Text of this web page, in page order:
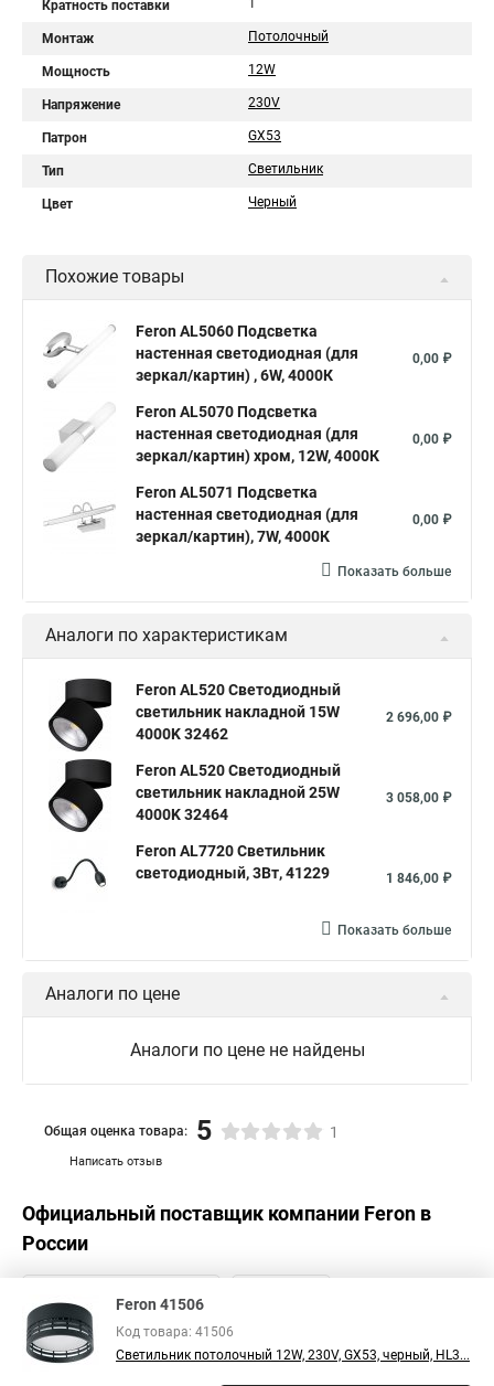
Кратность поставки 1
Монтаж Потолочный
Мощность 12W
Напряжение 230V
Патрон GX53
Тип Светильник
Цвет Черный
Похожие товары
Feron AL5060 Подсветка
настенная светодиодная (для
зеркал/картин) , 6W, 4000К
0,00 ₽
Feron AL5070 Подсветка
настенная светодиодная (для
зеркал/картин) хром, 12W, 4000К
0,00 ₽
Feron AL5071 Подсветка
настенная светодиодная (для
зеркал/картин), 7W, 4000К
0,00 ₽
Показать больше
Аналоги по характеристикам
Feron AL520 Светодиодный
светильник накладной 15W
4000K 32462
2 696,00 ₽
Feron AL520 Светодиодный
светильник накладной 25W
4000K 32464
3 058,00 ₽
Feron AL7720 Светильник
светодиодный, 3Вт, 41229
1 846,00 ₽
Показать больше
Аналоги по цене
Аналоги по цене не найдены
Написать отзыв
Общая оценка товара: 5 1
Официальный поставщик компании Feron в
России
Feron 41506
Код товара: 41506
Светильник потолочный 12W, 230V, GX53, черный, HL3...